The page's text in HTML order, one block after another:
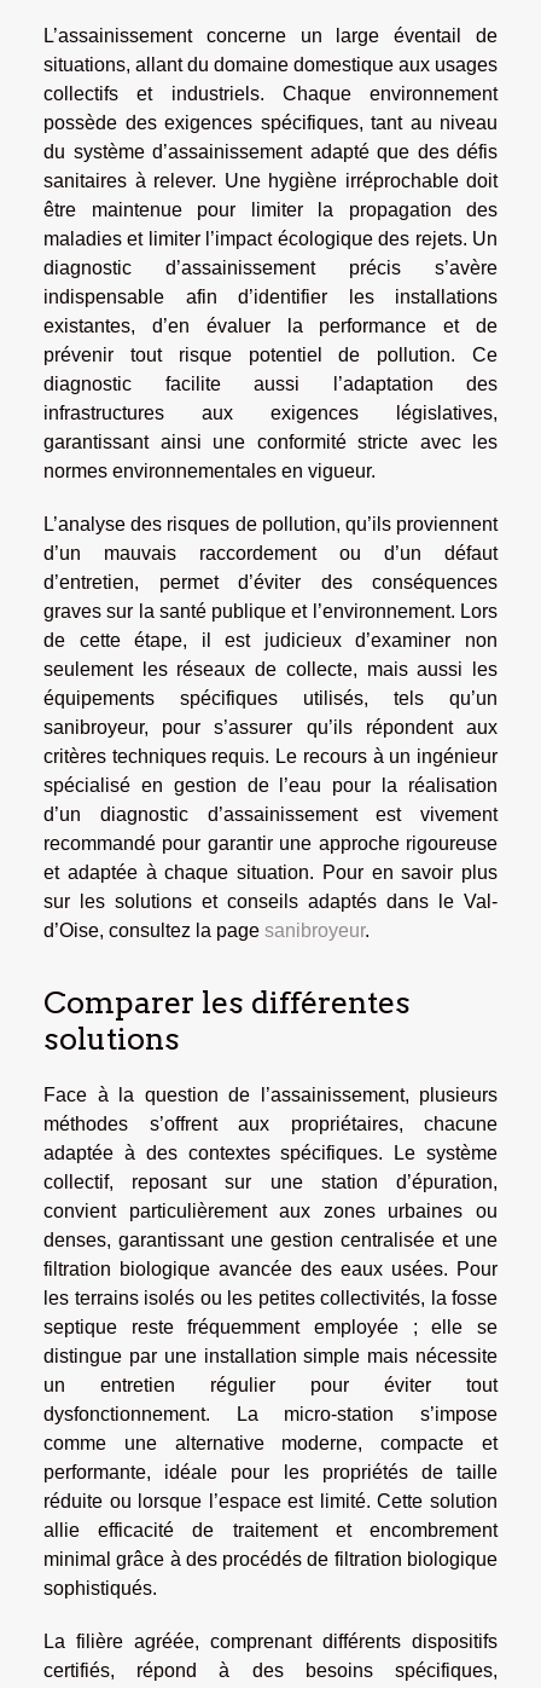
L’assainissement concerne un large éventail de
situations, allant du domaine domestique aux usages
collectifs et industriels. Chaque environnement
possède des exigences spécifiques, tant au niveau
du système d’assainissement adapté que des défis
sanitaires à relever. Une hygiène irréprochable doit
être maintenue pour limiter la propagation des
maladies et limiter l’impact écologique des rejets. Un
diagnostic d’assainissement précis s’avère
indispensable afin d’identifier les installations
existantes, d’en évaluer la performance et de
prévenir tout risque potentiel de pollution. Ce
diagnostic facilite aussi l’adaptation des
infrastructures aux exigences législatives,
garantissant ainsi une conformité stricte avec les
normes environnementales en vigueur.
L’analyse des risques de pollution, qu’ils proviennent
d’un mauvais raccordement ou d’un défaut
d’entretien, permet d’éviter des conséquences
graves sur la santé publique et l’environnement. Lors
de cette étape, il est judicieux d’examiner non
seulement les réseaux de collecte, mais aussi les
équipements spécifiques utilisés, tels qu’un
sanibroyeur, pour s’assurer qu’ils répondent aux
critères techniques requis. Le recours à un ingénieur
spécialisé en gestion de l’eau pour la réalisation
d’un diagnostic d’assainissement est vivement
recommandé pour garantir une approche rigoureuse
et adaptée à chaque situation. Pour en savoir plus
sur les solutions et conseils adaptés dans le Val-
d’Oise, consultez la page sanibroyeur.
Comparer les différentes
solutions
Face à la question de l’assainissement, plusieurs
méthodes s’offrent aux propriétaires, chacune
adaptée à des contextes spécifiques. Le système
collectif, reposant sur une station d’épuration,
convient particulièrement aux zones urbaines ou
denses, garantissant une gestion centralisée et une
filtration biologique avancée des eaux usées. Pour
les terrains isolés ou les petites collectivités, la fosse
septique reste fréquemment employée ; elle se
distingue par une installation simple mais nécessite
un entretien régulier pour éviter tout
dysfonctionnement. La micro-station s’impose
comme une alternative moderne, compacte et
performante, idéale pour les propriétés de taille
réduite ou lorsque l’espace est limité. Cette solution
allie efficacité de traitement et encombrement
minimal grâce à des procédés de filtration biologique
sophistiqués.
La filière agréée, comprenant différents dispositifs
certifiés, répond à des besoins spécifiques,